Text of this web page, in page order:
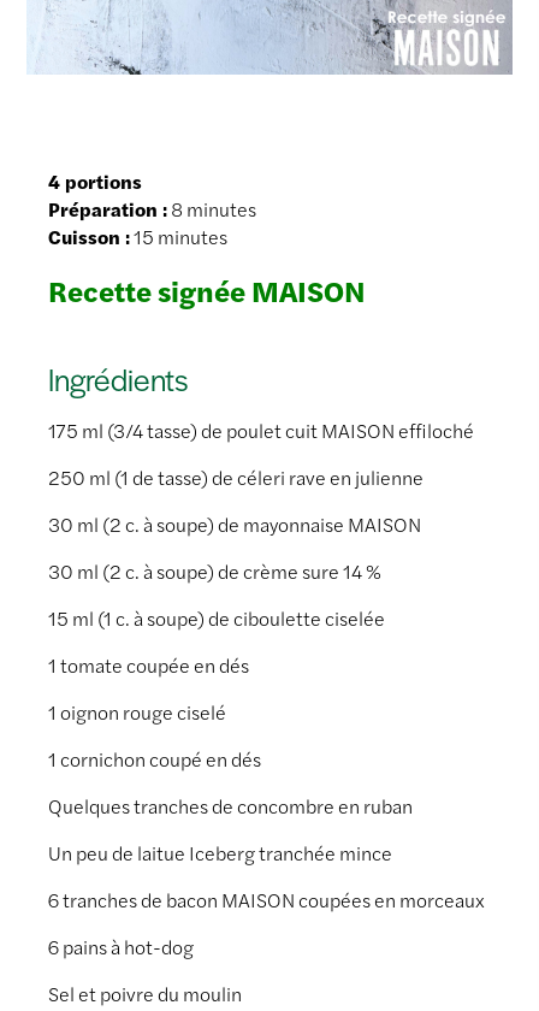
4 portions
Préparation :8 minutes
Cuisson :15 minutes
Recette signée MAISON
Ingrédients
175 ml (3/4 tasse) de poulet cuit MAISON effiloché
250 ml (1 de tasse) de céleri rave en julienne
30 ml (2 c. à soupe) de mayonnaise MAISON
30 ml (2 c. à soupe) de crème sure 14 %
15 ml (1 c. à soupe) de ciboulette ciselée
1 tomate coupée en dés
1 oignon rouge ciselé
1 cornichon coupé en dés
Quelques tranches de concombre en ruban
Un peu de laitue Iceberg tranchée mince
6 tranches de bacon MAISON coupées en morceaux
6 pains à hot-dog
Sel et poivre du moulin